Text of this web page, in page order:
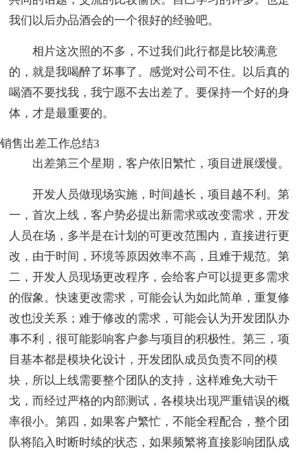
我们以后办品酒会的一个很好的经验吧。
相片这次照的不多，不过我们此行都是比较满意
的，就是我喝醉了坏事了。感觉对公司不住。以后真的
喝酒不要找我，我宁愿不去出差了。要保持一个好的身
体，才是最重要的。
销售出差工作总结3
出差第三个星期，客户依旧繁忙，项目进展缓慢。
开发人员做现场实施，时间越长，项目越不利。第
一，首次上线，客户势必提出新需求或改变需求，开发
人员在场，多半是在计划的可更改范围内，直接进行更
改，由于时间，环境等原因效率不高，且难于规范。第
二，开发人员现场更改程序，会给客户可以提更多需求
的假象。快速更改需求，可能会认为如此简单，重复修
改也没关系；难于修改的需求，可能会认为开发团队办
事不利，很可能影响客户参与项目的积极性。第三，项
目基本都是模块化设计，开发团队成员负责不同的模
块，所以上线需要整个团队的支持，这样难免大动干
戈，而经过严格的内部测试，各模块出现严重错误的概
率很小。第四，如果客户繁忙，不能全程配合，整个团
队将陷入时断时续的状态，如果频繁将直接影响团队成